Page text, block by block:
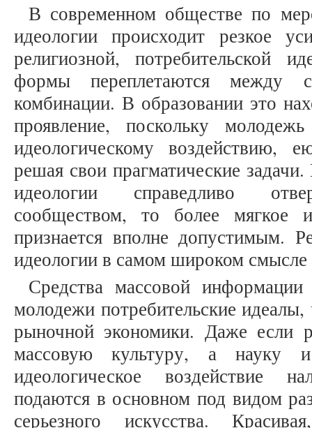
В современном обществе по
идеологии происходит резкое
религиозной, потребительской
формы переплетаются между
комбинации. В образовании это
проявление, поскольку
идеологическому воздействию,
решая свои прагматические
идеологии справедливо
сообществом, то более мягкое
признается вполне допустимым.
идеологии в самом широком смысле
Средства массовой
молодежи потребительские
рыночной экономики. Даже если
массовую культуру, а науку
идеологическое воздействие
подаются в основном под видом
серьезного искусства.